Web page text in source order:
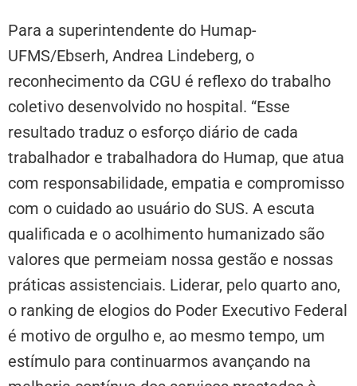
Para a superintendente do Humap-
UFMS/Ebserh, Andrea Lindeberg, o
reconhecimento da CGU é reflexo do trabalho
coletivo desenvolvido no hospital. “Esse
resultado traduz o esforço diário de cada
trabalhador e trabalhadora do Humap, que atua
com responsabilidade, empatia e compromisso
com o cuidado ao usuário do SUS. A escuta
qualificada e o acolhimento humanizado são
valores que permeiam nossa gestão e nossas
práticas assistenciais. Liderar, pelo quarto ano,
o ranking de elogios do Poder Executivo Federal
é motivo de orgulho e, ao mesmo tempo, um
estímulo para continuarmos avançando na